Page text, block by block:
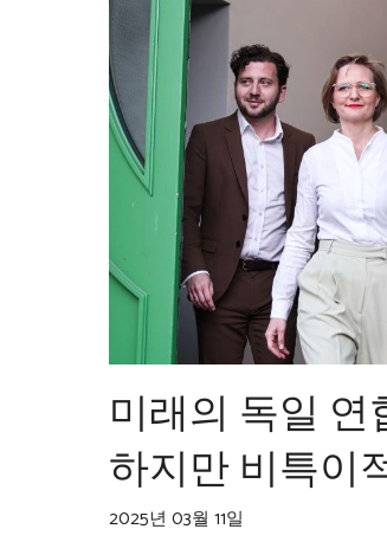
미래의 독일
하지만 비특이
2025년 03월 11일